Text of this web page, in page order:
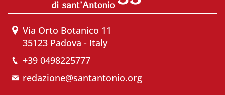
Via Orto Botanico 11
35123 Padova - Italy
+39 0498225777
redazione@santantonio.org